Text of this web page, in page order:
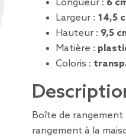
Longueur : 6
Largeur : 14,5
Hauteur : 9,5
Matière :
Coloris :
Boîte de
rangement à la